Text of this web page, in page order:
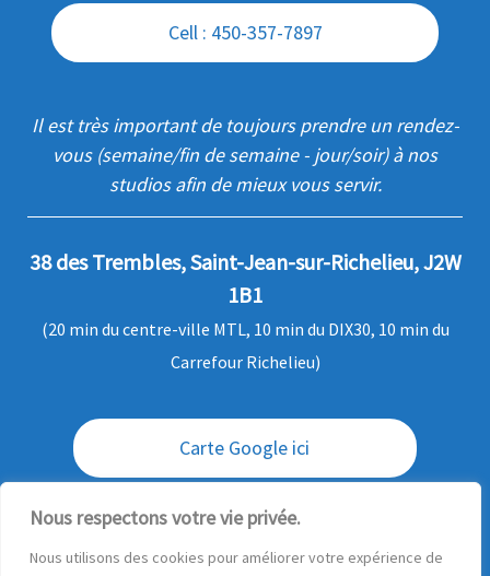
Nous respectons votre vie privée.
Nous utilisons des cookies pour améliorer votre expérience de
Cell : 450-357-7897
Il est très important de toujours prendre un rendez-
vous (semaine/fin de semaine - jour/soir) à nos
studios afin de mieux vous servir.
38 des Trembles, Saint-Jean-sur-Richelieu, J2W
1B1
(20 min du centre-ville MTL, 10 min du DIX30, 10 min du
Carrefour Richelieu)
Carte Google ici
Envoi / livraison des commandes
Questions ?